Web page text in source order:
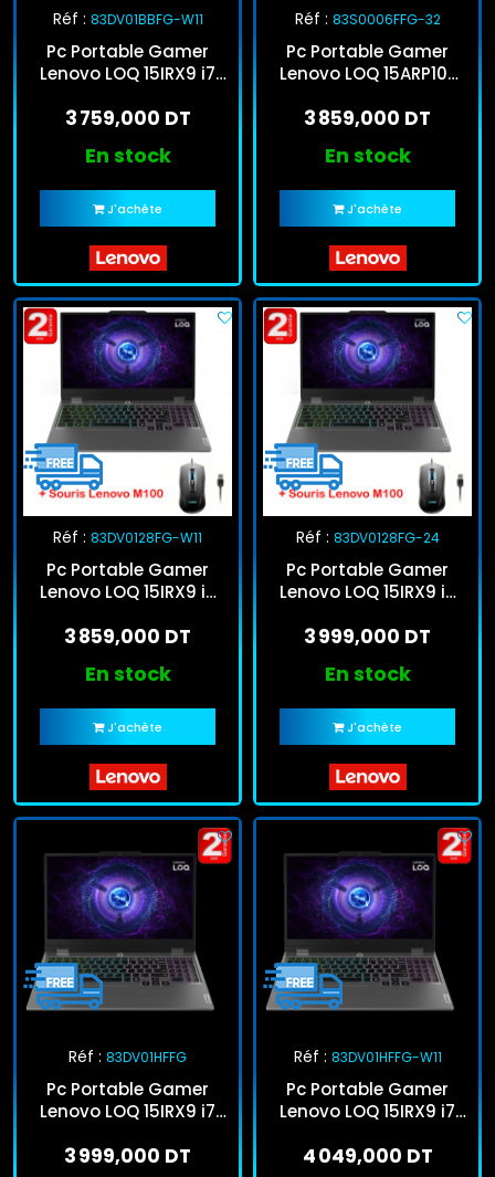
Réf : 83DV01BBFG-W11
Pc Portable Gamer
Lenovo LOQ 15IRX9 i7
Windows 11 Pro
3 759,000 DT
En stock
J'achète
Réf : 83S0006FFG-32
Pc Portable Gamer
Lenovo LOQ 15ARP10E
SSD Windows 11
3 859,000 DT
En stock
J'achète
Réf : 83DV0128FG-W11
Pc Portable Gamer
Lenovo LOQ 15IRX9 i5
Windows 11
3 859,000 DT
En stock
J'achète
Réf : 83DV0128FG-24
Pc Portable Gamer
Lenovo LOQ 15IRX9 i5
3 999,000 DT
En stock
J'achète
Réf : 83DV01HFFG
Pc Portable Gamer
Lenovo LOQ 15IRX9 i7
Windows 11
3 999,000 DT
Réf : 83DV01HFFG-W11
Pc Portable Gamer
Lenovo LOQ 15IRX9 i7
Windows 11 Pro
4 049,000 DT